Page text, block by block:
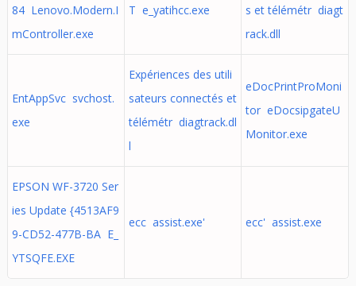
84 Lenovo.Modern.I
mController.exe
T e_yatihcc.exe
s et télémétr diagt
rack.dll
EntAppSvc svchost.
exe
Expériences des utili
sateurs connectés et
télémétr diagtrack.dl
l
eDocPrintProMoni
tor eDocsipgateU
Monitor.exe
EPSON WF-3720 Ser
ies Update {4513AF9
9-CD52-477B-BA E_
YTSQFE.EXE
ecc assist.exe' ecc' assist.exe